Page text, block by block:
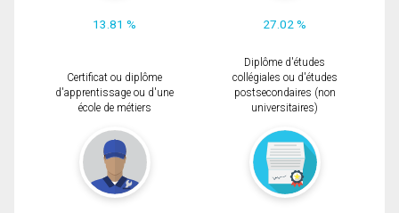
13.81 % 27.02 %
Certificat ou diplôme
d'apprentissage ou d'une
école de métiers
Diplôme d'études
collégiales ou d'études
postsecondaires (non
universitaires)